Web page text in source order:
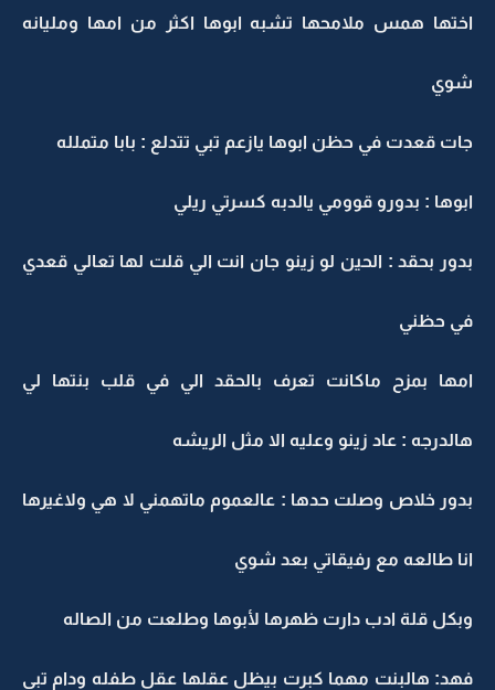
اختها همس ملامحها تشبه ابوها اكثر من امها ومليانه
شوي
جات قعدت في حظن ابوها يازعم تبي تتدلع : بابا متملله
ابوها : بدورو قوومي يالدبه كسرتي ريلي
بدور بحقد : الحين لو زينو جان انت الي قلت لها تعالي قعدي
في حظني
امها بمزح ماكانت تعرف بالحقد الي في قلب بنتها لي
هالدرجه : عاد زينو وعليه الا مثل الريشه
بدور خلاص وصلت حدها : عالعموم ماتهمني لا هي ولاغيرها
انا طالعه مع رفيقاتي بعد شوي
وبكل قلة ادب دارت ظهرها لأبوها وطلعت من الصاله
فهد: هالبنت مهما كبرت بيظل عقلها عقل طفله ودام تبي